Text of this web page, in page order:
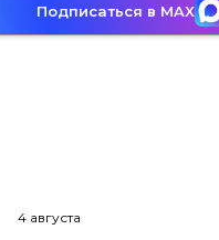
Подписаться в MAX
4 августа